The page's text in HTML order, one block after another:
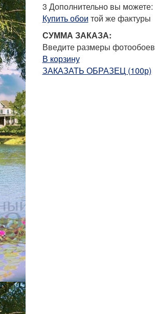
3 Дополнительно вы можете:
Купить обои той же фактуры
СУММА ЗАКАЗА:
Введите размеры фотообоев
В корзину
ЗАКАЗАТЬ ОБРАЗЕЦ (100р)